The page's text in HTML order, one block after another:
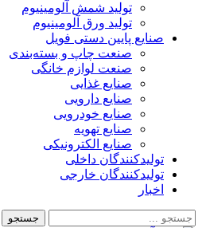
تولید شمش آلومینیوم
تولید ورق آلومینیوم
صنایع پایین دستی فویل
صنعت چاپ و بسته‌بندی
صنعت لوازم خانگی
صنایع غذایی
صنایع دارویی
صنایع خودرویی
صنایع تهویه
صنایع الکترونیکی
تولیدکنندگان داخلی
تولیدکنندگان خارجی
اخبار